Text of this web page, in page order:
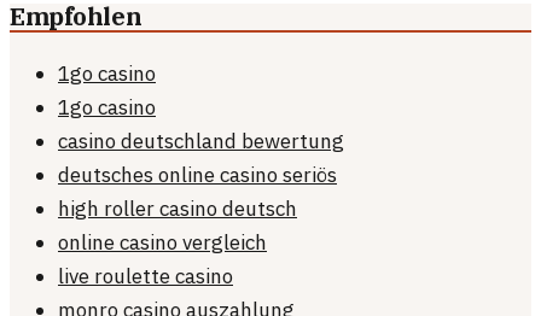
Empfohlen
1go casino
1go casino
casino deutschland bewertung
deutsches online casino seriös
high roller casino deutsch
online casino vergleich
live roulette casino
monro casino auszahlung